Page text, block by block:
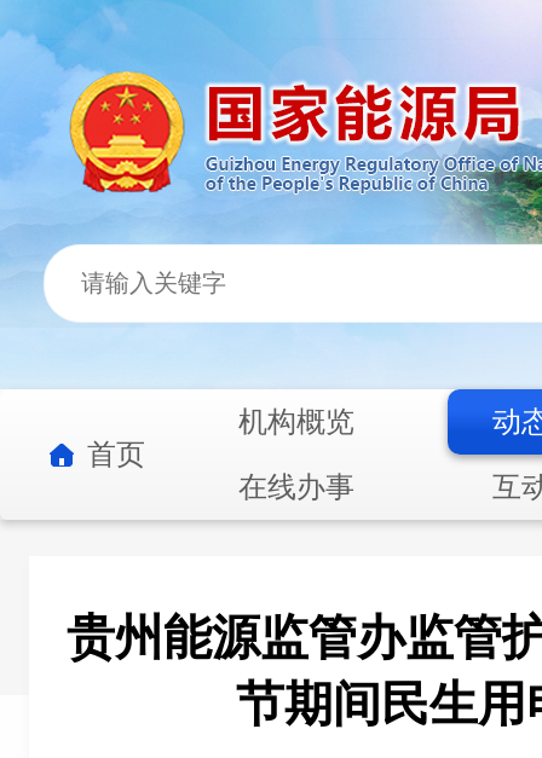
首页
机构概览
动
在线办事
互
贵州能源监管办监管
节期间民生用